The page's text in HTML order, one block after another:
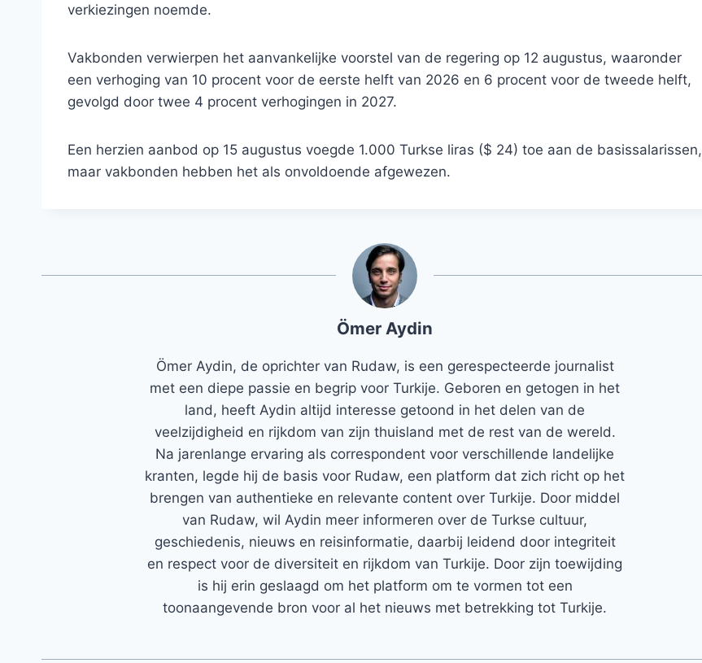
verkiezingen noemde.
Vakbonden verwierpen het aanvankelijke voorstel van de regering op 12 augustus, waaronder
een verhoging van 10 procent voor de eerste helft van 2026 en 6 procent voor de tweede helft,
gevolgd door twee 4 procent verhogingen in 2027.
Een herzien aanbod op 15 augustus voegde 1.000 Turkse liras ($ 24) toe aan de basissalarissen,
maar vakbonden hebben het als onvoldoende afgewezen.
Ömer Aydin
Ömer Aydin, de oprichter van Rudaw, is een gerespecteerde journalist
met een diepe passie en begrip voor Turkije. Geboren en getogen in het
land, heeft Aydin altijd interesse getoond in het delen van de
veelzijdigheid en rijkdom van zijn thuisland met de rest van de wereld.
Na jarenlange ervaring als correspondent voor verschillende landelijke
kranten, legde hij de basis voor Rudaw, een platform dat zich richt op het
brengen van authentieke en relevante content over Turkije. Door middel
van Rudaw, wil Aydin meer informeren over de Turkse cultuur,
geschiedenis, nieuws en reisinformatie, daarbij leidend door integriteit
en respect voor de diversiteit en rijkdom van Turkije. Door zijn toewijding
is hij erin geslaagd om het platform om te vormen tot een
toonaangevende bron voor al het nieuws met betrekking tot Turkije.